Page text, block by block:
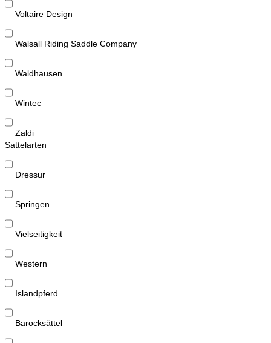
Voltaire Design
Walsall Riding Saddle Company
Waldhausen
Wintec
Zaldi
Sattelarten
Dressur
Springen
Vielseitigkeit
Western
Islandpferd
Barocksättel